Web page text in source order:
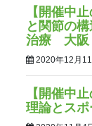
【開催中
と関節の
治療 大阪
2020年12月
【開催中
理論とス